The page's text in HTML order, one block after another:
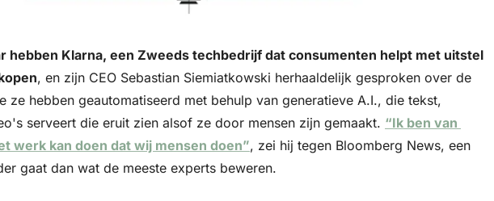
hebben Klarna, een Zweeds techbedrijf dat consumenten helpt met uitstel
, en zijn CEO Sebastian Siemiatkowski herhaaldelijk gesproken over de
ze hebben geautomatiseerd met behulp van generatieve A.I., die tekst,
serveert die eruit zien alsof ze door mensen zijn gemaakt. “Ik ben van
werk kan doen dat wij mensen doen”, zei hij tegen Bloomberg News, een
gaat dan wat de meeste experts beweren.